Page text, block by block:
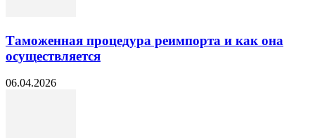
Таможенная процедура реимпорта и как она
осуществляется
06.04.2026